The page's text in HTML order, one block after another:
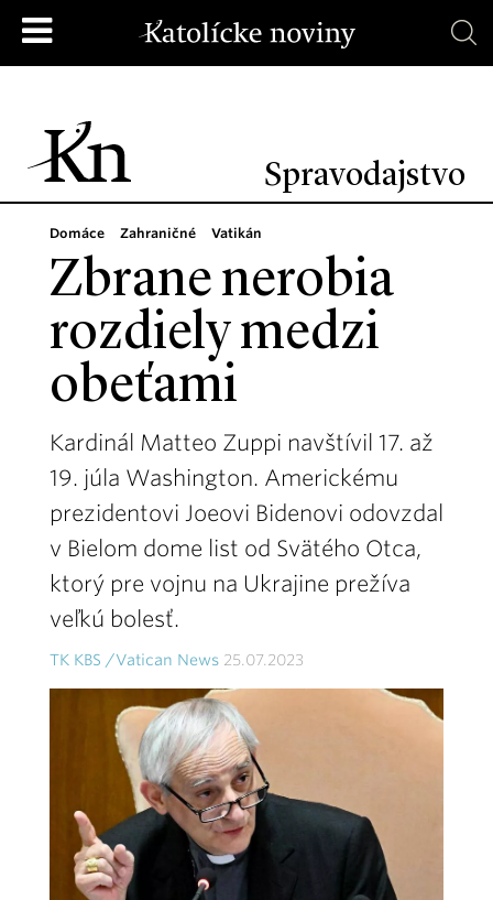
Spravodajstvo
Domáce Zahraničné Vatikán
Zbrane nerobia
rozdiely medzi
obeťami
Kardinál Matteo Zuppi navštívil 17. až
19. júla Washington. Americkému
prezidentovi Joeovi Bidenovi odovzdal
v Bielom dome list od Svätého Otca,
ktorý pre vojnu na Ukrajine prežíva
veľkú bolesť.
TK KBS /Vatican News 25.07.2023